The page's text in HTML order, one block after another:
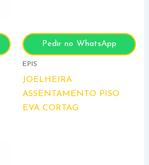
Pedir no WhatsApp
EPIS
JOELHEIRA
ASSENTAMENTO PISO
EVA CORTAG